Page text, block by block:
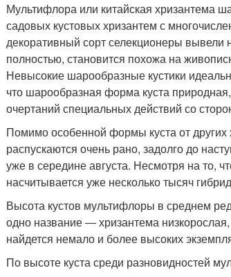
Мультифлора или китайская хризантема
садовых кустовых хризантем с
декоративный сорт селекционеры вывели
полностью, становится похожа на
Невысокие шарообразные кустики
что шарообразная форма куста
очертаний специальных действий со
Помимо особенной формы куста от других
распускаются очень рано, задолго до
уже в середине августа. Несмотря на то,
насчитывается уже несколько тысяч
Высота кустов мультифлоры в среднем
одно название ― хризантема
найдется немало и более высоких
По высоте куста среди разновидностей